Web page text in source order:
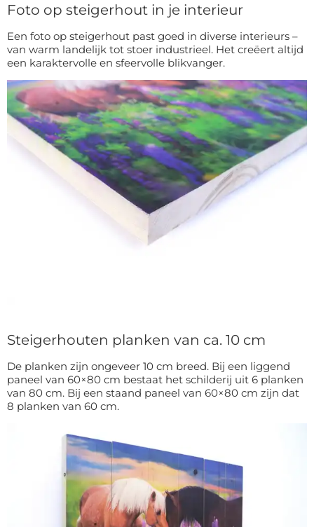
Foto op steigerhout in je interieur
Een foto op steigerhout past goed in diverse interieurs –
van warm landelijk tot stoer industrieel. Het creëert altijd
een karaktervolle en sfeervolle blikvanger.
Steigerhouten planken van ca. 10 cm
De planken zijn ongeveer 10 cm breed. Bij een liggend
paneel van 60×80 cm bestaat het schilderij uit 6 planken
van 80 cm. Bij een staand paneel van 60×80 cm zijn dat
8 planken van 60 cm.